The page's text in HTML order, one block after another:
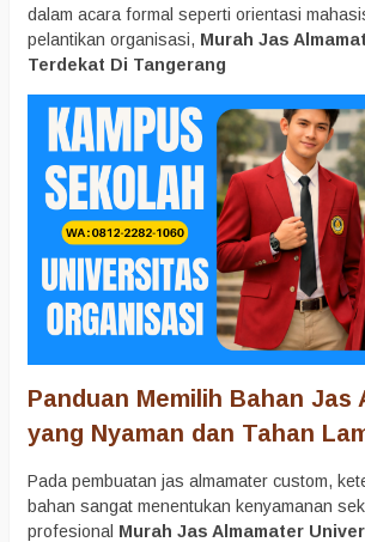
dalam acara formal seperti orientasi
pelantikan organisasi, Murah Jas
Terdekat Di Tangerang
Panduan Memilih Bahan Jas
yang Nyaman dan Tahan
Pada pembuatan jas almamater custom,
bahan sangat menentukan kenyamanan
profesional Murah Jas Almamater